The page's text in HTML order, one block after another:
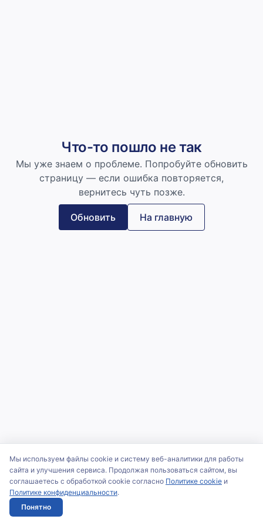
Что-то пошло не так
Мы уже знаем о проблеме. Попробуйте обновить
страницу — если ошибка повторяется,
вернитесь чуть позже.
Обновить На главную
Мы используем файлы cookie и систему веб-аналитики для работы
сайта и улучшения сервиса. Продолжая пользоваться сайтом, вы
соглашаетесь с обработкой cookie согласно Политике cookie и
Политике конфиденциальности.
Понятно